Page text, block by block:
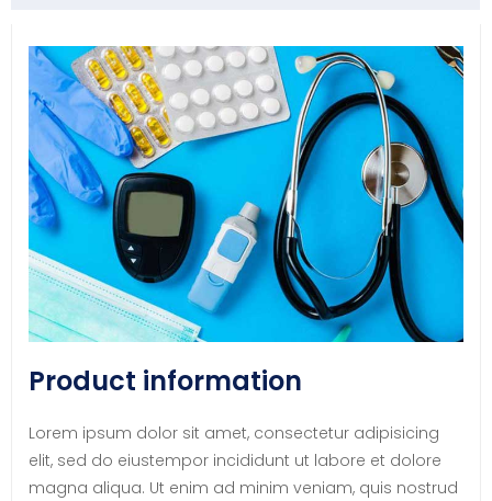
Product information
Lorem ipsum dolor sit amet, consectetur adipisicing
elit, sed do eiustempor incididunt ut labore et dolore
magna aliqua. Ut enim ad minim veniam, quis nostrud